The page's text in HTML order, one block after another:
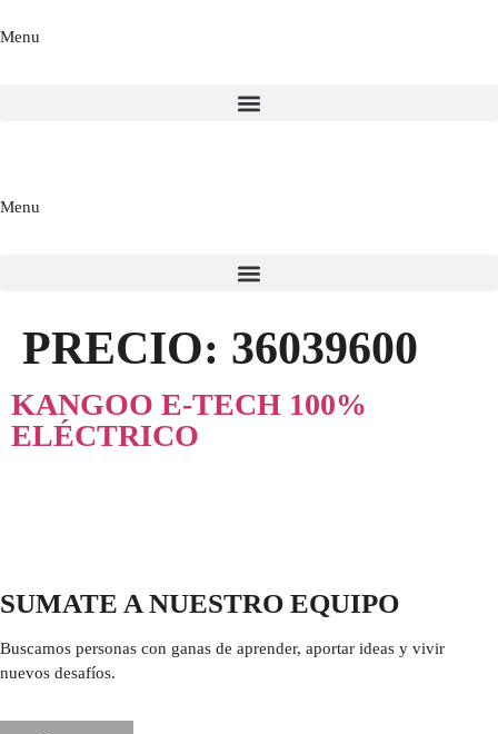
Menu
Menu
PRECIO: 36039600
KANGOO E-TECH 100%
ELÉCTRICO
SUMATE A NUESTRO EQUIPO
Buscamos personas con ganas de aprender, aportar ideas y vivir
nuevos desafíos.